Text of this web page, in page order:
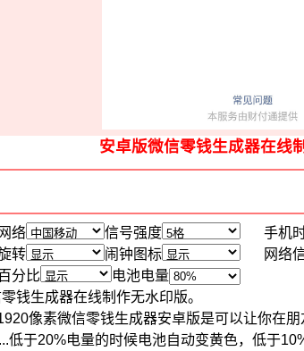
安卓版微信零钱生成器在线
络 信号强度
手机
转
闹钟图标 网络
分比
电池电量
钱生成器在线制作无水印版。
像素微信零钱生成器安卓版是可以让你在
低于20%电量的时候电池自动变黄色，低于